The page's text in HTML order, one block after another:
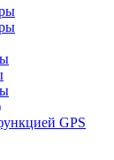
GPS